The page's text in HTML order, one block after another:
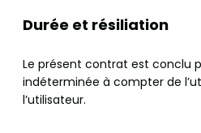
Durée et résiliation
Le présent contrat est conclu
indéterminée à compter de
l’utilisateur.